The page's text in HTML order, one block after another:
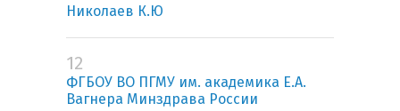
Николаев К.Ю
12
ФГБОУ ВО ПГМУ им. академика Е.А.
Вагнера Минздрава России